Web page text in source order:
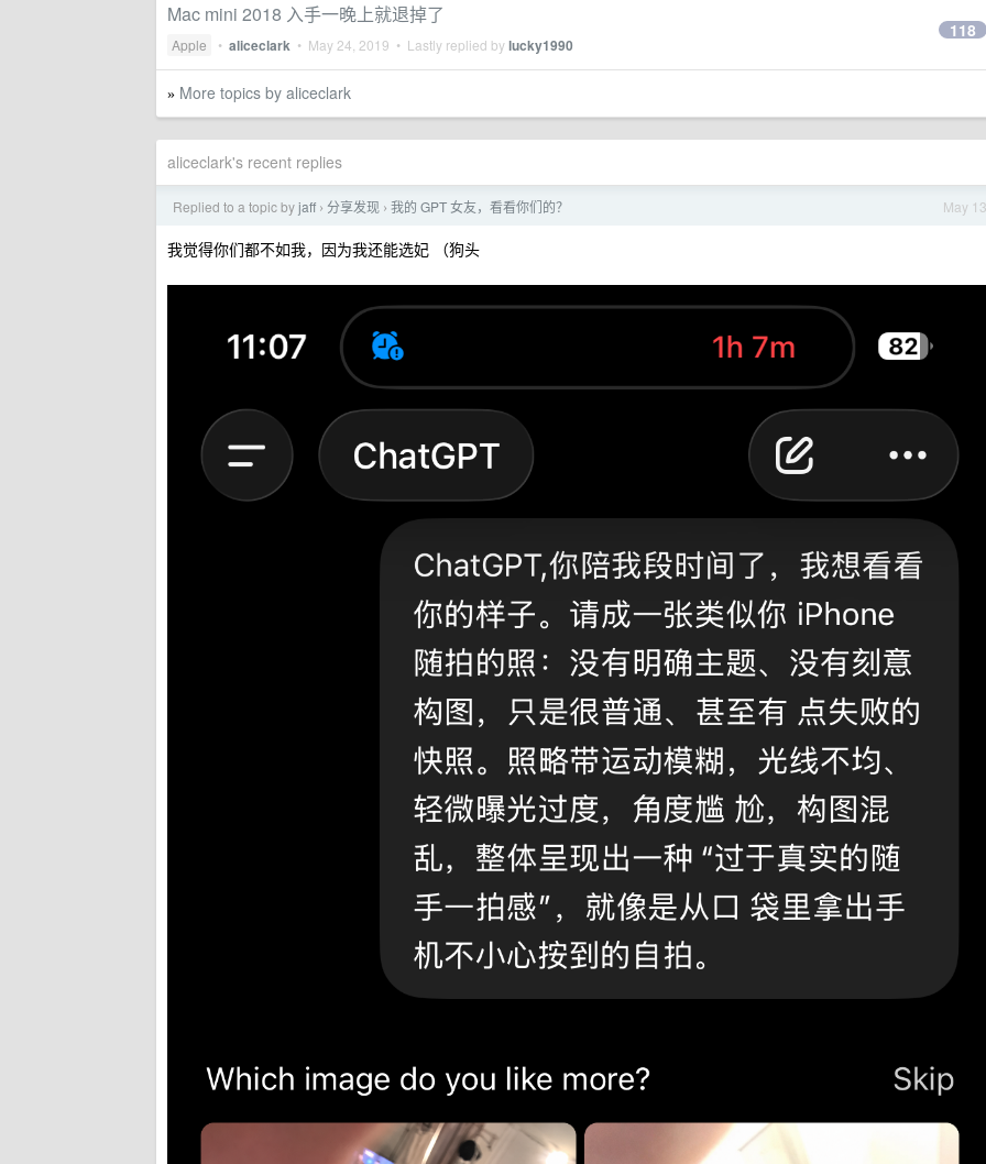
Mac mini 2018 入手一晚上就退掉了
Apple • aliceclark • May 24, 2019 • Lastly replied bylucky1990
118
» More topics by aliceclark
aliceclark's recent replies
May 13
Replied to a topic byjaff › 分享发现 › 我的 GPT 女友，看看你们的？
我觉得你们都不如我，因为我还能选妃 （狗头